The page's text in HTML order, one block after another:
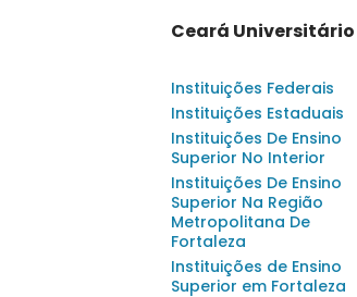
Ceará Universitário
Instituições Federais
Instituições Estaduais
Instituições De Ensino
Superior No Interior
Instituições De Ensino
Superior Na Região
Metropolitana De
Fortaleza
Instituições de Ensino
Superior em Fortaleza